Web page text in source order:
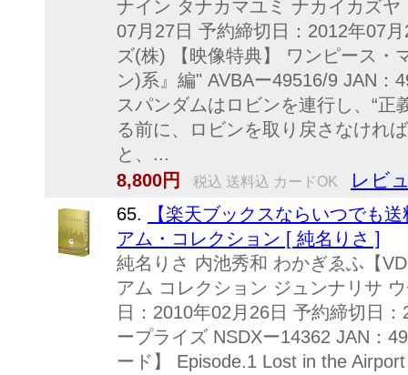
ナイン タナカマユミ ナカイカズ
07月27日 予約締切日：2012年07
ズ(株) 【映像特典】 ワンピース・
ン)系』編" AVBAー49516/9 JAN：
スパンダムはロビンを連行し、“
る前に、ロビンを取り戻さなけれ
と、...
8,800円
税込 送料込 カードOK レビ
65.
【楽天ブックスならいつでも
アム・コレクション [ 純名りさ ]
純名りさ 内池秀和 わかぎゑふ【
アム コレクション ジュンナリサ
日：2010年02月26日 予約締切日
ープライズ NSDXー14362 JAN：
ード】 Episode.1 Lost in the